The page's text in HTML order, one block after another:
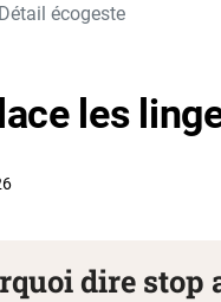
Détail écogeste
les
dire stop